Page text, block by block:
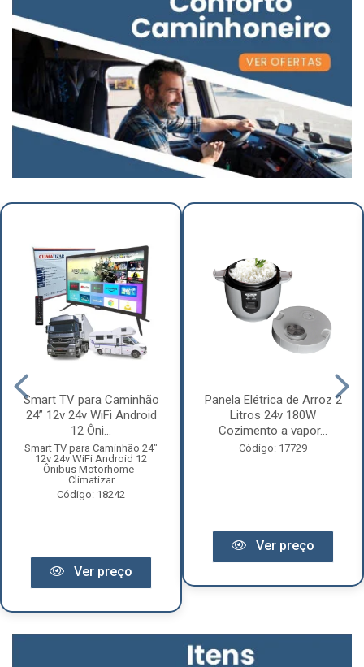
Smart TV para Caminhão
24” 12v 24v WiFi Android
12 Ôni...
Smart TV para Caminhão 24"
12v 24v WiFi Android 12
Ônibus Motorhome -
Climatizar
Código: 18242
Ver preço
Panela Elétrica de Arroz 2
Litros 24v 180W
Cozimento a vapor...
Código: 17729
Ver preço